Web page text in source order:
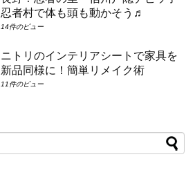
忍者村で体も頭も動かそう♬
14件のビュー
ニトリのインテリアシートで家具を
新品同様に！簡単リメイク術
11件のビュー